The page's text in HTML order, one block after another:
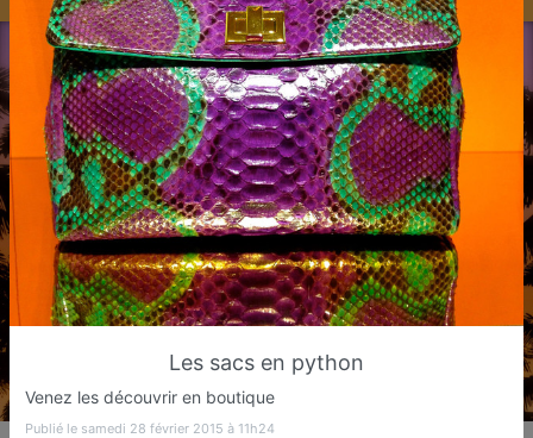
Les sacs en python
Venez les découvrir en boutique
Publié le samedi 28 février 2015 à 11h24